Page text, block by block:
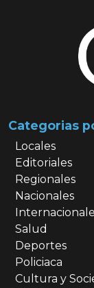
Categorias
Locales
Editoriales
Regionales
Nacionales
Salud
Deportes
Policiaca
Cultura y